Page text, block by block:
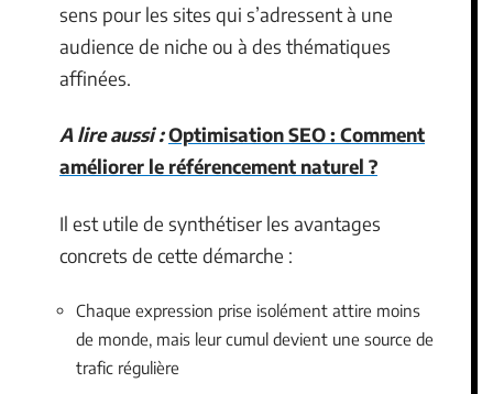
sens pour les sites qui s’adressent à une
audience de niche ou à des thématiques
affinées.
A lire aussi :Optimisation SEO : Comment
améliorer le référencement naturel ?
Il est utile de synthétiser les avantages
concrets de cette démarche :
Chaque expression prise isolément attire moins
de monde, mais leur cumul devient une source de
trafic régulière